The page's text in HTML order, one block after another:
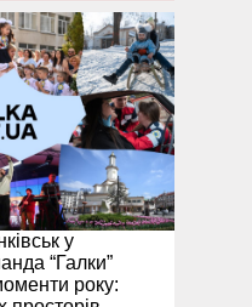
у
“Галки”
року: